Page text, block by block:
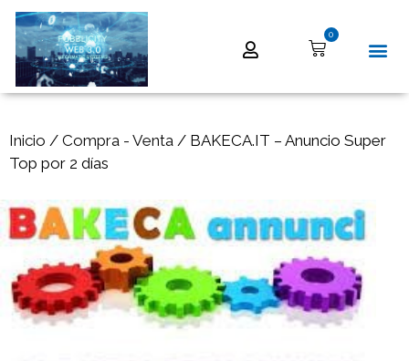
0
Inicio / Compra - Venta / BAKECA.IT – Anuncio Super
Top por 2 días